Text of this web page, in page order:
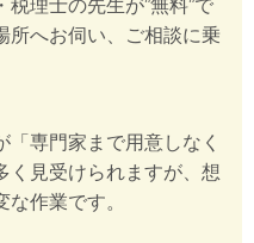
理士の先生が”無料”で
所へお伺い、ご相談に乗
専門家まで用意しなく
見受けられますが、想
作業です。